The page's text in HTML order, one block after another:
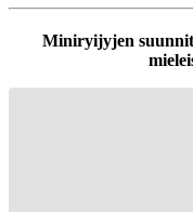
Miniryijyjen